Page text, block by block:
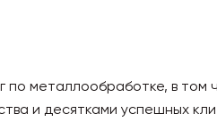
по металлообработке, в том
и десятками успешных